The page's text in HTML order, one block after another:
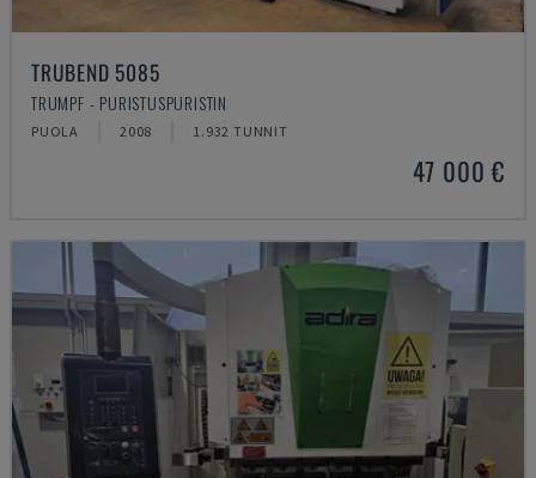
TRUBEND 5085
TRUMPF - PURISTUSPURISTIN
PUOLA 2008 1.932 TUNNIT
47 000 €